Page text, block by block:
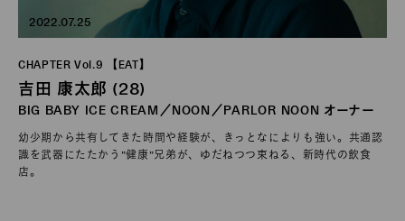
2022.07.25
CHAPTER Vol.9 【EAT】
吉田 康太郎 (28)
BIG BABY ICE CREAM／NOON／PARLOR NOON オーナー
幼少期から共有してきた時間や経験が、きっとなによりも強い。共通認
識を武器にたたかう”健康”兄弟が、ゆだねつつ束ねる、新時代の飲食
店。